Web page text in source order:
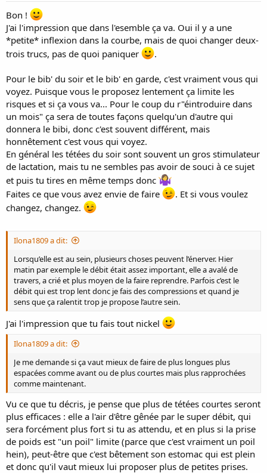
Bon !
J'ai l'impression que dans l'esemble ça va. Oui il y a une
*petite* inflexion dans la courbe, mais de quoi changer deux-
trois trucs, pas de quoi paniquer
.
Pour le bib' du soir et le bib' en garde, c'est vraiment vous qui
voyez. Puisque vous le proposez lentement ça limite les
risques et si ça vous va... Pour le coup du r"éintroduire dans
un mois" ça sera de toutes façons quelqu'un d'autre qui
donnera le bibi, donc c'est souvent différent, mais
honnêtement c'est vous qui voyez.
En général les tétées du soir sont souvent un gros stimulateur
de lactation, mais tu ne sembles pas avoir de souci à ce sujet
et puis tu tires en même temps donc
Faites ce que vous avez envie de faire
. Et si vous voulez
changez, changez.
Ilona1809 a dit:
Lorsqu’elle est au sein, plusieurs choses peuvent l’énerver. Hier
matin par exemple le débit était assez important, elle a avalé de
travers, a crié et plus moyen de la faire reprendre. Parfois c’est le
débit qui est trop lent donc je fais des compressions et quand je
sens que ça ralentit trop je propose l’autre sein.
J'ai l'impression que tu fais tout nickel
Ilona1809 a dit:
Je me demande si ça vaut mieux de faire de plus longues plus
espacées comme avant ou de plus courtes mais plus rapprochées
comme maintenant.
Vu ce que tu décris, je pense que plus de tétées courtes seront
plus efficaces : elle a l'air d'être gênée par le super débit, qui
sera forcément plus fort si tu as attendu, et en plus si la prise
de poids est "un poil" limite (parce que c'est vraiment un poil
hein), peut-être que c'est bêtement son estomac qui est plein
et donc qu'il vaut mieux lui proposer plus de petites prises.